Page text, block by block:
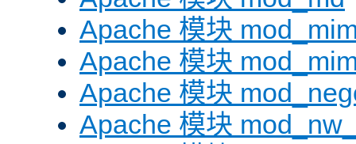
Apache 模块
Apache 模块
Apache 模块
Apache 模块